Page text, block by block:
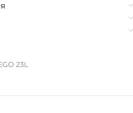
23L